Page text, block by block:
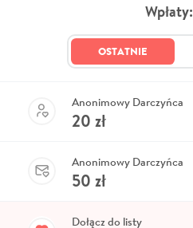
Wpłaty:
OSTATNIE
Anonimowy Darczyńca
20 zł
Anonimowy Darczyńca
50 zł
Dołącz do listy